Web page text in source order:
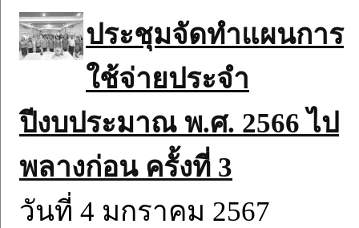
ประชุมจัดทำแผนการ
ใช้จ่ายประจำ
ปีงบประมาณ พ.ศ. 2566 ไป
พลางก่อน ครั้งที่ 3
วันที่ 4 มกราคม 2567